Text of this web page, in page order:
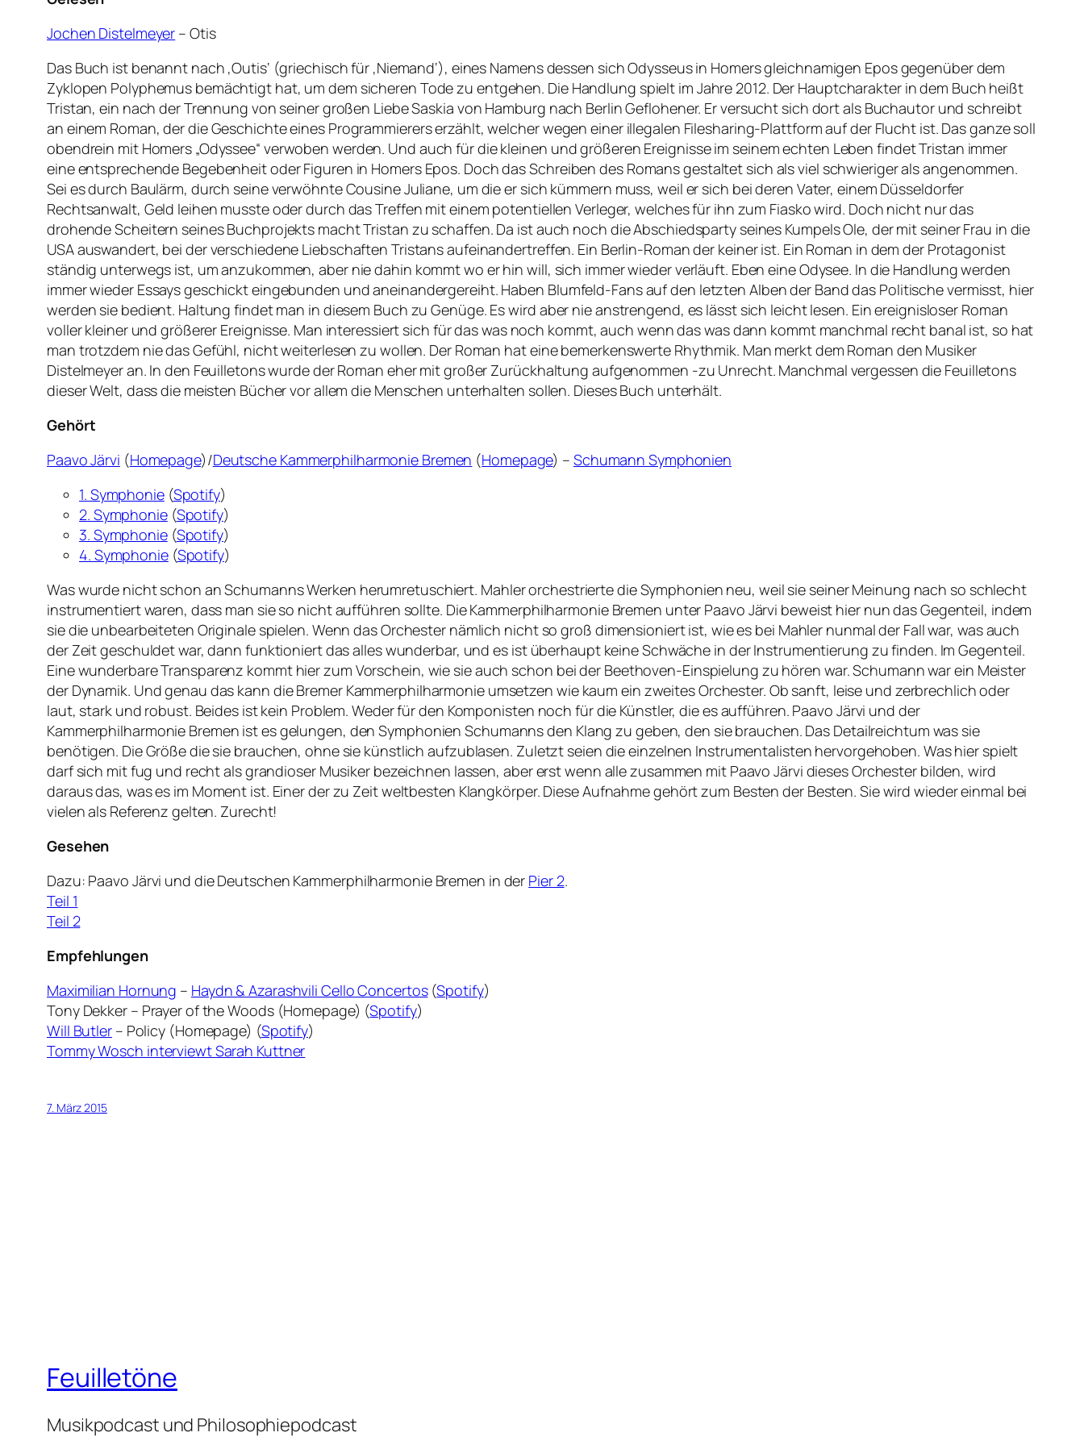
Jochen Distelmeyer – Otis
Das Buch ist benannt nach ‚Outis‘ (griechisch für ‚Niemand‘), eines Namens dessen sich Odysseus in Homers gleichnamigen Epos gegenüber dem
Zyklopen Polyphemus bemächtigt hat, um dem sicheren Tode zu entgehen. Die Handlung spielt im Jahre 2012. Der Hauptcharakter in dem Buch heißt
Tristan, ein nach der Trennung von seiner großen Liebe Saskia von Hamburg nach Berlin Geflohener. Er versucht sich dort als Buchautor und schreibt
an einem Roman, der die ­Geschichte eines Programmierers erzählt, welcher wegen einer illegalen Filesharing-Plattform auf der Flucht ist. Das ganze soll
obendrein mit Homers „Odyssee“ verwoben werden. Und auch für die kleinen und größeren Ereignisse im seinem echten Leben findet Tristan immer
eine entsprechende Begebenheit oder Figuren in Homers Epos. Doch das Schreiben des Romans gestaltet sich als viel schwieriger als angenommen.
Sei es durch Baulärm, durch seine verwöhnte Cousine Juliane, um die er sich kümmern muss, weil er sich bei deren Vater, einem Düsseldorfer
Rechtsanwalt, Geld leihen musste oder durch das Treffen mit einem potentiellen Verleger, welches für ihn zum Fiasko wird. Doch nicht nur das
drohende Scheitern seines Buchprojekts macht Tristan zu schaffen. Da ist auch noch die Abschiedsparty seines Kumpels Ole, der mit seiner Frau in die
USA auswandert, bei der verschiedene Liebschaften Tristans aufeinandertreffen. Ein Berlin-Roman der keiner ist. Ein Roman in dem der Protagonist
ständig unterwegs ist, um anzukommen, aber nie dahin kommt wo er hin will, sich immer wieder verläuft. Eben eine Odysee. In die Handlung werden
immer wieder Essays geschickt eingebunden und aneinandergereiht. Haben Blumfeld-Fans auf den letzten Alben der Band das Politische vermisst, hier
werden sie bedient. Haltung findet man in diesem Buch zu Genüge. Es wird aber nie anstrengend, es lässt sich leicht lesen. Ein ereignisloser Roman
voller kleiner und größerer Ereignisse. Man interessiert sich für das was noch kommt, auch wenn das was dann kommt manchmal recht banal ist, so hat
man trotzdem nie das Gefühl, nicht weiterlesen zu wollen. Der Roman hat eine bemerkenswerte Rhythmik. Man merkt dem Roman den Musiker
Distelmeyer an. In den Feuilletons wurde der Roman eher mit großer Zurückhaltung aufgenommen -zu Unrecht. Manchmal vergessen die Feuilletons
dieser Welt, dass die meisten Bücher vor allem die Menschen unterhalten sollen. Dieses Buch unterhält.
Gehört
Paavo Järvi (Homepage)/Deutsche Kammerphilharmonie Bremen (Homepage) – Schumann Symphonien
1. Symphonie(Spotify)
2. Symphonie(Spotify)
3. Symphonie(Spotify)
4. Symphonie(Spotify)
Was wurde nicht schon an Schumanns Werken herumretuschiert. Mahler orchestrierte die Symphonien neu, weil sie seiner Meinung nach so schlecht
instrumentiert waren, dass man sie so nicht aufführen sollte. Die Kammerphilharmonie Bremen unter Paavo Järvi beweist hier nun das Gegenteil, indem
sie die unbearbeiteten Originale spielen. Wenn das Orchester nämlich nicht so groß dimensioniert ist, wie es bei Mahler nunmal der Fall war, was auch
der Zeit geschuldet war, dann funktioniert das alles wunderbar, und es ist überhaupt keine Schwäche in der Instrumentierung zu finden. Im Gegenteil.
Eine wunderbare Transparenz kommt hier zum Vorschein, wie sie auch schon bei der Beethoven-Einspielung zu hören war. Schumann war ein Meister
der Dynamik. Und genau das kann die Bremer Kammerphilharmonie umsetzen wie kaum ein zweites Orchester. Ob sanft, leise und zerbrechlich oder
laut, stark und robust. Beides ist kein Problem. Weder für den Komponisten noch für die Künstler, die es aufführen. Paavo Järvi und der
Kammerphilharmonie Bremen ist es gelungen, den Symphonien Schumanns den Klang zu geben, den sie brauchen. Das Detailreichtum was sie
benötigen. Die Größe die sie brauchen, ohne sie künstlich aufzublasen. Zuletzt seien die einzelnen Instrumentalisten hervorgehoben. Was hier spielt
darf sich mit fug und recht als grandioser Musiker bezeichnen lassen, aber erst wenn alle zusammen mit Paavo Järvi dieses Orchester bilden, wird
daraus das, was es im Moment ist. Einer der zu Zeit weltbesten Klangkörper. Diese Aufnahme gehört zum Besten der Besten. Sie wird wieder einmal bei
vielen als Referenz gelten. Zurecht!
Gesehen
Dazu: Paavo Järvi und dieDeutschen Kammerphilharmonie Bremen in der Pier 2.
Teil 1
Teil 2
Empfehlungen
Maximilian Hornung – Haydn & Azarashvili Cello Concertos(Spotify)
Tony Dekker – Prayer of the Woods (Homepage) (Spotify)
Will Butler– Policy (Homepage) (Spotify)
Tommy Wosch interviewt Sarah Kuttner
7. März 2015
Feuilletöne
Musikpodcast und Philosophiepodcast